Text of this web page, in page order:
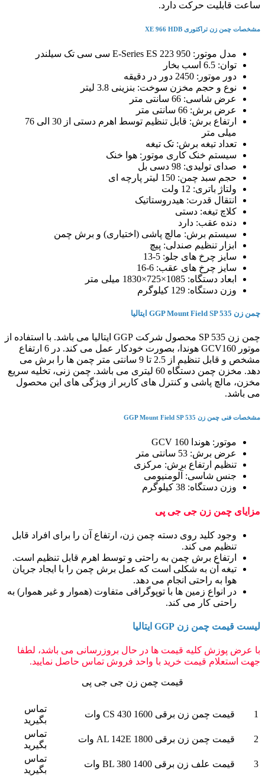
ساعت قابلیت حرکت دارد.
مشخصات چمن زن تراکتوری XE 966 HDB
مدل موتور: 950 E-Series ES 223 سی سی تک سیلندر
توان: 6.5 اسب بخار
دور موتور: 2450 دور در دقیقه
نوع و حجم مخزن سوخت: بنزینی 3.8 لیتر
عرض شاسی: 66 سانتی متر
عرض برش: 66 سانتی متر
ارتفاع برش: قابل تنظیم توسط اهرم دستی از 30 الی 76
میلی متر
تعداد تیغه برش: تک تیغه
سیستم خنک کاری موتور: هوا خنک
صدای تولیدی: 98 دسی بل
حجم سبد چمن: 150 لیتر پارچه ای
ولتاژ باتری: 12 ولت
انتقال قدرت: هیدروستاتیک
کلاچ تیغه: دستی
دنده عقب: دارد
سیستم برش: مالچ پاشی (اختیاری) و برش چمن
ابزار تنظیم صندلی: پیچ
سایز چرخ های جلو: 5-13
سایز چرخ های عقب: 6-16
ابعاد دستگاه: 1085×725×1830 میلی متر
وزن دستگاه: 129 کیلوگرم
چمن زن GGP Mount Field SP 535 ایتالیا
چمن زن SP 535 محصول شرکت GGP ایتالیا می باشد. با استفاده از
موتور GCV160 هوندا، بصورت خودکار عمل می کند. در 6 ارتفاع
مشخص و قابل تنظیم از 2.5 تا 9 سانتی متر چمن ها را برش می
دهد. مخزن چمن دستگاه 60 لیتری می باشد. چمن زنی، تخلیه سریع
مخزن، مالچ پاشی و کنترل های کاربر از ویژگی های این محصول
می باشد.
مشخصات فنی چمن زن GGP Mount Field SP 535
موتور: هوندا GCV 160
عرض برش: 53 سانتی متر
تنظیم ارتفاع برش: مرکزی
جنس شاسی: آلومنیومی
وزن دستگاه: 38 کیلوگرم
مزایای چمن زن جی جی پی
وجود کلید روی دسته چمن زن، ارتفاع آن را برای افراد قابل
تنظیم می کند.
ارتفاع برش چمن به راحتی و توسط اهرم قابل تنظیم است.
تیغه آن به شکلی است که عمل برش چمن را با ایجاد جریان
هوا به راحتی انجام می دهد.
در انواع زمین ها با توپوگرافی متفاوت (هموار و غیر هموار) به
راحتی کار می کند.
لیست قیمت چمن زن GGP ایتالیا
با عرض پوزش کلیه قیمت ها در حال بروزرسانی می باشد، لطفا
جهت استعلام قیمت خرید با واحد فروش تماس حاصل نمایید.
قیمت چمن زن جی جی پی
1
قیمت چمن زن برقی CS 430 1600 وات
تماس
بگیرید
2
قیمت چمن زن برقی AL 142E 1800 وات
تماس
بگیرید
3
قیمت علف زن برقی BL 380 1400 وات
تماس
بگیرید